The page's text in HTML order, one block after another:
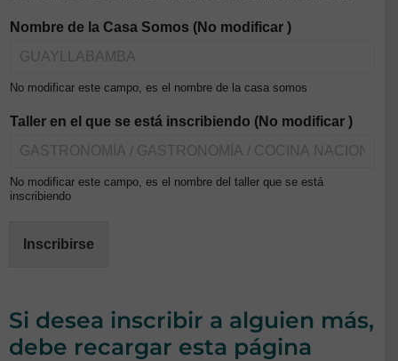
Nombre de la Casa Somos (No modificar )
No modificar este campo, es el nombre de la casa somos
Taller en el que se está inscribiendo (No modificar )
No modificar este campo, es el nombre del taller que se está
inscribiendo
Inscribirse
Si desea inscribir a alguien más,
debe recargar esta página